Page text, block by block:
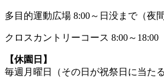
多目的運動広場 8:00～日没まで（夜
クロスカントリーコース 8:00～18:00
【休園日】
毎週月曜日（その日が祝祭日に当た